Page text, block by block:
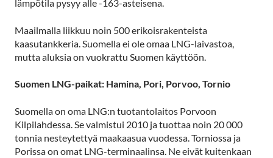
lämpötila pysyy alle -163-asteisena.
Maailmalla liikkuu noin 500 erikoisrakenteista
kaasutankkeria. Suomella ei ole omaa LNG-laivastoa,
mutta aluksia on vuokrattu Suomen käyttöön.
Suomen LNG-paikat: Hamina, Pori, Porvoo, Tornio
Suomella on oma LNG:n tuotantolaitos Porvoon
Kilpilahdessa. Se valmistui 2010 ja tuottaa noin 20 000
tonnia nesteytettyä maakaasua vuodessa. Torniossa ja
Porissa on omat LNG-terminaalinsa. Ne eivät kuitenkaan